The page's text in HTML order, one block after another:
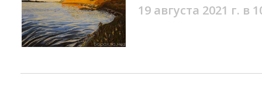
19 августа 2021 г. в